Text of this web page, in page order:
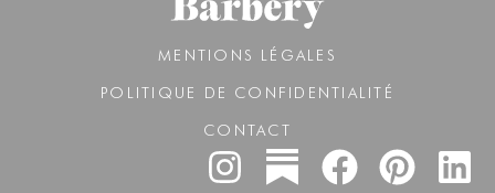
MENTIONS LÉGALES
POLITIQUE DE CONFIDENTIALITÉ
CONTACT